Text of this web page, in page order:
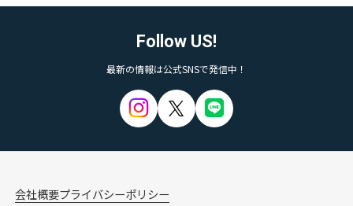
Follow US!
最新の情報は公式SNSで発信中！
会社概要プライバシーポリシー